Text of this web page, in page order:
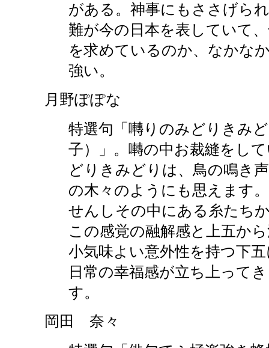
がある。神事にもささげら
難が今の日本を表していて
を求めているのか、なかな
強い。
月野ぽぽな
特選句「囀りのみどりきみ
子）」。囀の中お裁縫をし
どりきみどりは、鳥の鳴き
の木々のようにも思えます
せんしその中にある糸たち
この感覚の融解感と上五か
小気味よい意外性を持つ下
日常の幸福感が立ち上って
す。
岡田 奈々